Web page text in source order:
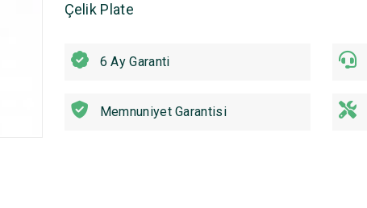
Çelik Plate
6 Ay Garanti
Memnuniyet Garantisi